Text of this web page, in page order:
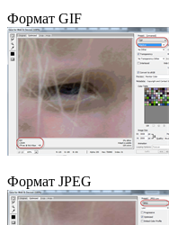
Формат GIF
Формат JPEG